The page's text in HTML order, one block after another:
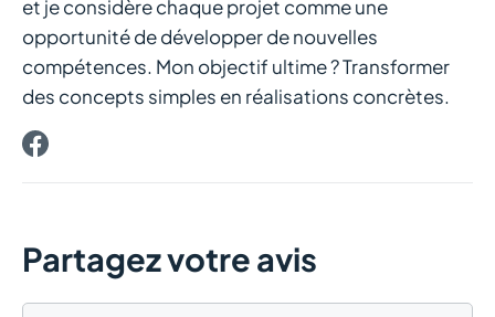
et je considère chaque projet comme une
opportunité de développer de nouvelles
compétences. Mon objectif ultime ? Transformer
des concepts simples en réalisations concrètes.
Partagez votre avis